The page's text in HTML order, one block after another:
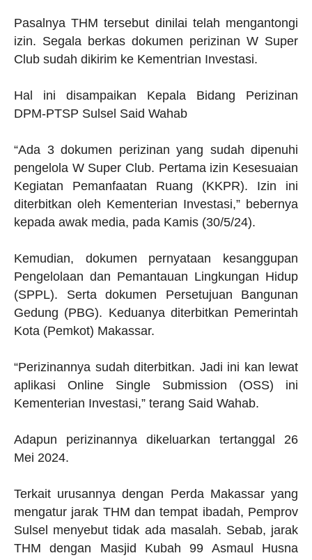
Pasalnya THM tersebut dinilai telah mengantongi
izin. Segala berkas dokumen perizinan W Super
Club sudah dikirim ke Kementrian Investasi.
Hal ini disampaikan Kepala Bidang Perizinan
DPM-PTSP Sulsel Said Wahab
“Ada 3 dokumen perizinan yang sudah dipenuhi
pengelola W Super Club. Pertama izin Kesesuaian
Kegiatan Pemanfaatan Ruang (KKPR). Izin ini
diterbitkan oleh Kementerian Investasi,” bebernya
kepada awak media, pada Kamis (30/5/24).
Kemudian, dokumen pernyataan kesanggupan
Pengelolaan dan Pemantauan Lingkungan Hidup
(SPPL). Serta dokumen Persetujuan Bangunan
Gedung (PBG). Keduanya diterbitkan Pemerintah
Kota (Pemkot) Makassar.
“Perizinannya sudah diterbitkan. Jadi ini kan lewat
aplikasi Online Single Submission (OSS) ini
Kementerian Investasi,” terang Said Wahab.
Adapun perizinannya dikeluarkan tertanggal 26
Mei 2024.
Terkait urusannya dengan Perda Makassar yang
mengatur jarak THM dan tempat ibadah, Pemprov
Sulsel menyebut tidak ada masalah. Sebab, jarak
THM dengan Masjid Kubah 99 Asmaul Husna